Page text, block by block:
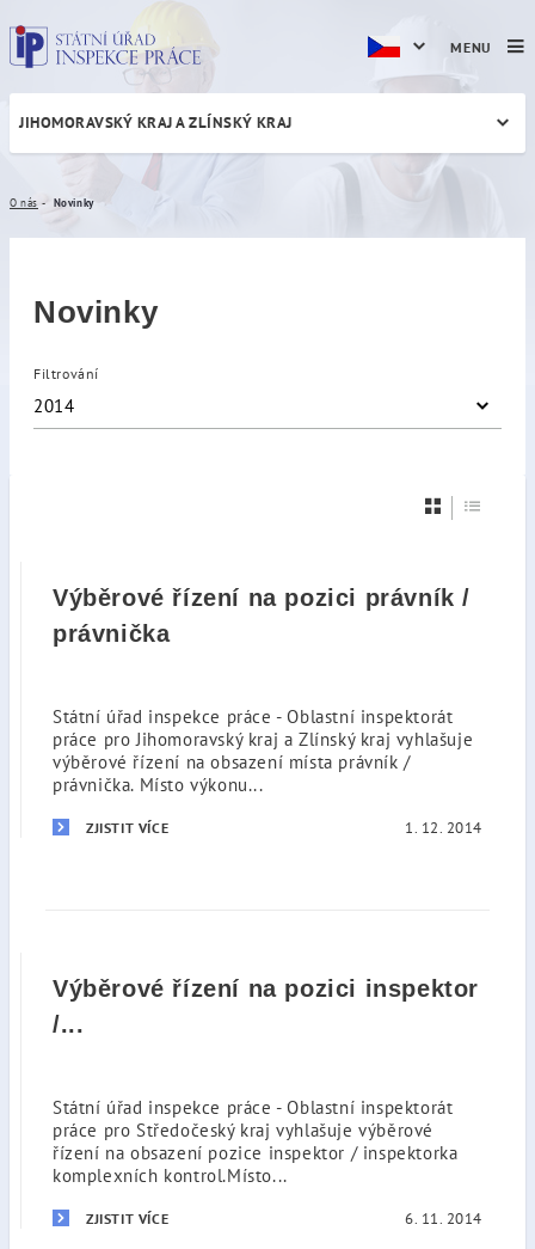
Novinky
JIHOMORAVSKÝ KRAJ A ZLÍNSKÝ KRAJ
O nás Novinky
Novinky
Filtrování
2014
Výběrové řízení na pozici právník /
právnička
Státní úřad inspekce práce - Oblastní inspektorát
práce pro Jihomoravský kraj a Zlínský kraj vyhlašuje
výběrové řízení na obsazení místa právník /
právnička. Místo výkonu...
ZJISTIT VÍCE 1. 12. 2014
Výběrové řízení na pozici inspektor
/...
Státní úřad inspekce práce - Oblastní inspektorát
práce pro Středočeský kraj vyhlašuje výběrové
řízení na obsazení pozice inspektor / inspektorka
komplexních kontrol.Místo...
ZJISTIT VÍCE 6. 11. 2014
MENU